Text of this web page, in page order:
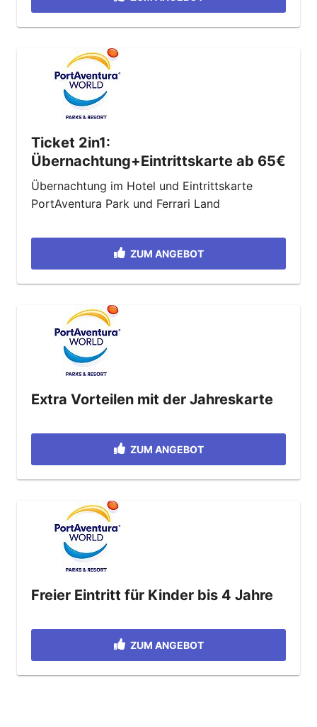
Ticket 2in1:
Übernachtung+Eintrittskarte ab 65€
Übernachtung im Hotel und Eintrittskarte
PortAventura Park und Ferrari Land
ZUM ANGEBOT
Extra Vorteilen mit der Jahreskarte
ZUM ANGEBOT
Freier Eintritt für Kinder bis 4 Jahre
ZUM ANGEBOT